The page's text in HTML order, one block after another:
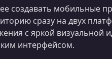
создавать мобильные
сразу на двух
с яркой визуальной
интерфейсом.